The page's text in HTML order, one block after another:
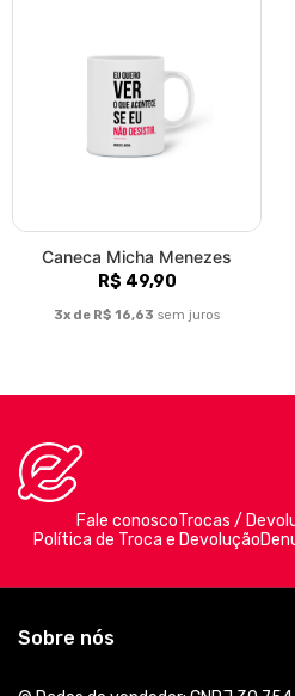
Caneca Micha Menezes
R$ 49,90
3x de R$ 16,63 sem juros
Fale conoscoTrocas /
Política de Troca e Devolução
Sobre nós